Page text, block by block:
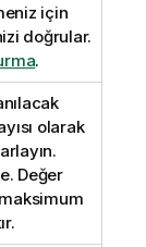
için
doğrular.
.
olarak
Değer